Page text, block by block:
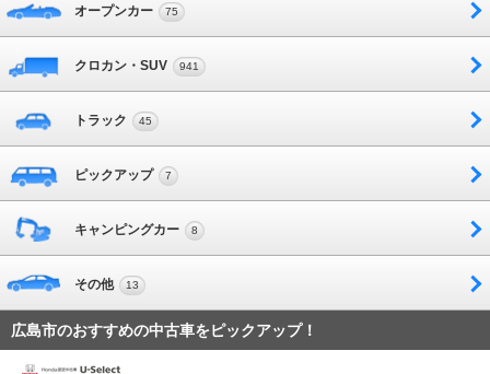
オープンカー 75
クロカン・SUV 941
トラック 45
ピックアップ 7
キャンピングカー 8
その他 13
広島市のおすすめの中古車をピックアップ！